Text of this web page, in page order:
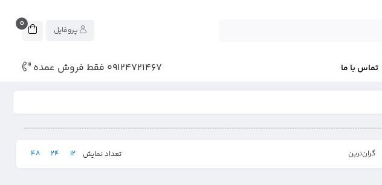
0
تماس با ما 09124721467 فقط فروش عمده
گران‌ترین تعداد نمایش 12
24
48